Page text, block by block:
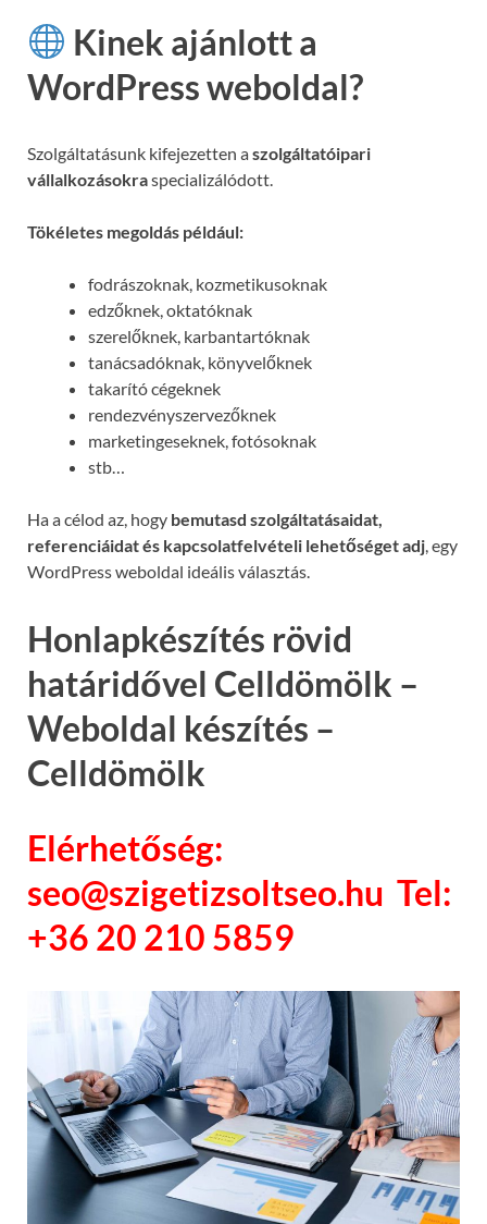
Kinek ajánlott a
WordPress weboldal?
Szolgáltatásunk kifejezetten aszolgáltatóipari
vállalkozásokraspecializálódott.
Tökéletes megoldás például:
fodrászoknak, kozmetikusoknak
edzőknek, oktatóknak
szerelőknek, karbantartóknak
tanácsadóknak, könyvelőknek
takarító cégeknek
rendezvényszervezőknek
marketingeseknek, fotósoknak
stb…
Ha a célod az, hogy bemutasd szolgáltatásaidat,
referenciáidat és kapcsolatfelvételi lehetőséget adj , egy
WordPress weboldal ideális választás.
Honlapkészítés rövid
határidővel Celldömölk –
Weboldal készítés –
Celldömölk
Elérhetőség:
seo@szigetizsoltseo.hu Tel:
+36 20 210 5859